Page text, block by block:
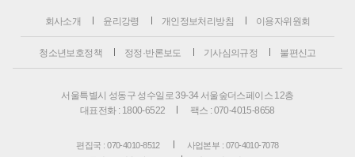
회사소개 윤리강령 개인정보처리방침 이용자위원회
청소년보호정책 정정·반론보도 기사심의규정 불편신고
서울특별시 성동구 성수일로 39-34 서울숲더스페이스 12층
대표전화 : 1800-6522
팩스 : 070-4015-8658
편집국 : 070-4010-8512
사업본부 : 070-4010-7078